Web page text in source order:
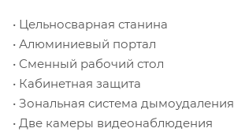
• Цельносварная станина
• Алюминиевый портал
• Сменный рабочий стол
• Кабинетная защита
• Зональная система дымоудаления
• Две камеры видеонаблюдения